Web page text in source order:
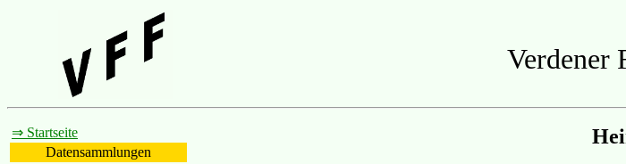
Verdener
⇒ Startseite
Datensammlungen